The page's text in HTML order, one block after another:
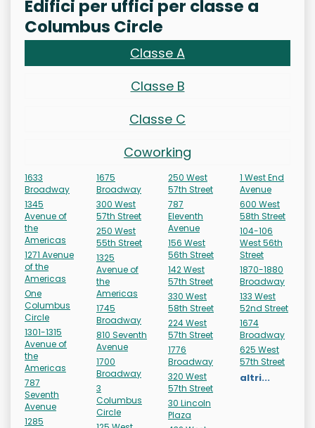
Edifici per uffici per classe a
Columbus Circle
Classe A
Classe B
Classe C
Coworking
1633
Broadway
1345
Avenue of
the
Americas
1271 Avenue
of the
Americas
One
Columbus
Circle
1301-1315
Avenue of
the
Americas
787
Seventh
Avenue
1285
1675
Broadway
300 West
57th Street
250 West
55th Street
1325
Avenue of
the
Americas
1745
Broadway
810 Seventh
Avenue
1700
Broadway
3
Columbus
Circle
250 West
57th Street
787
Eleventh
Avenue
156 West
56th Street
142 West
57th Street
330 West
58th Street
224 West
57th Street
1776
Broadway
320 West
57th Street
30 Lincoln
Plaza
1 West End
Avenue
600 West
58th Street
104-106
West 56th
Street
1870-1880
Broadway
133 West
52nd Street
1674
Broadway
625 West
57th Street
altri...